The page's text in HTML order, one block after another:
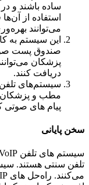
ساده باشند و
استفاده از
می‌توانند
این سیستم به
صندوق پست
پزشکان
دریافت کنند.
مطب و پزشکان
پیام‌ های صوتی
سخن پایانی